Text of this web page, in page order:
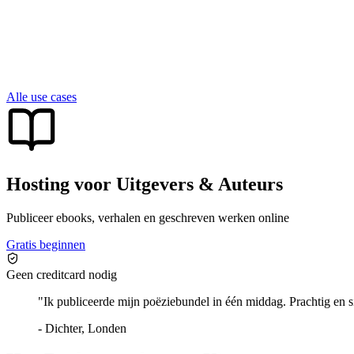
Alle use cases
Hosting voor Uitgevers & Auteurs
Publiceer ebooks, verhalen en geschreven werken online
Gratis beginnen
Geen creditcard nodig
"Ik publiceerde mijn poëziebundel in één middag. Prachtig en
- Dichter, Londen